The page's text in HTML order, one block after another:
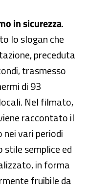
in sicurezza.
lo slogan che
preceduta
trasmesso
di 93
Nel filmato,
raccontato il
vari periodi
semplice ed
in forma
fruibile da